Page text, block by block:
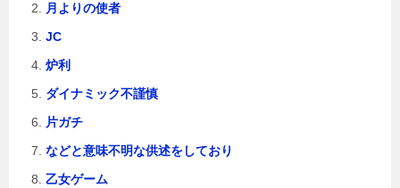
月よりの使者
JC
炉利
ダイナミック不謹慎
片ガチ
などと意味不明な供述をしており
乙女ゲーム